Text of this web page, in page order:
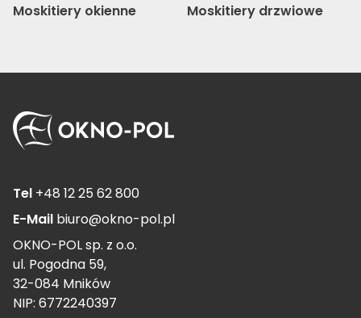
Moskitiery okienne Moskitiery drzwiowe
Tel +48 12 25 62 800
E-Mail biuro@okno-pol.pl
OKNO-POL sp. z o.o.
ul. Pogodna 59,
32-084 Mników
NIP: 6772240397